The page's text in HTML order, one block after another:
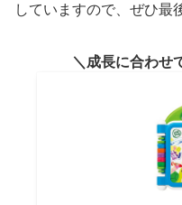
していますので、ぜひ最
成長に合わせ